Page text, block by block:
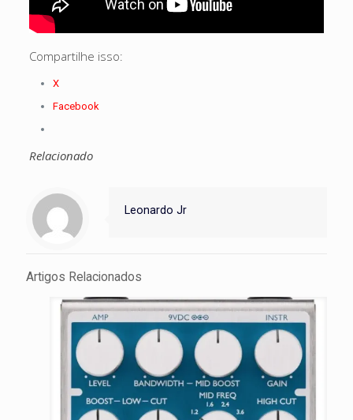
Compartilhe isso:
X
Facebook
Relacionado
Leonardo Jr
Artigos Relacionados